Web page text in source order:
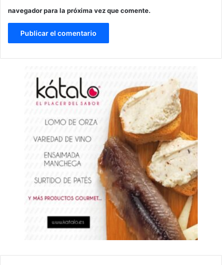
navegador para la próxima vez que comente.